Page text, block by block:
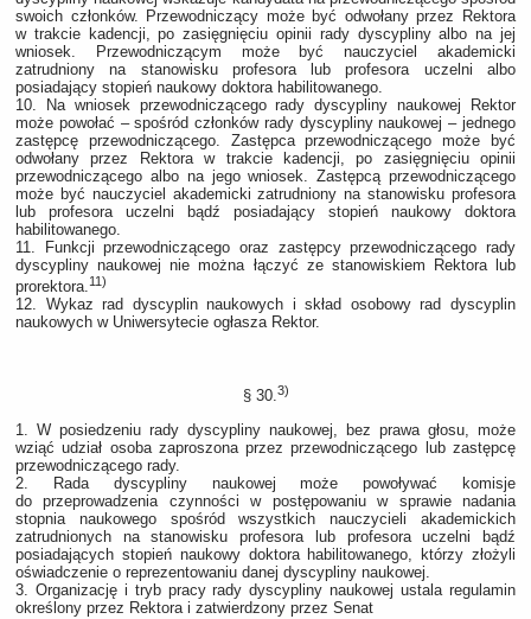
swoich członków. Przewodniczący może być odwołany przez Rektora
w trakcie kadencji, po zasięgnięciu opinii rady dyscypliny albo na jej
wniosek. Przewodniczącym może być nauczyciel akademicki
zatrudniony na stanowisku profesora lub profesora uczelni albo
posiadający stopień naukowy doktora habilitowanego.
10. Na wniosek przewodniczącego rady dyscypliny naukowej Rektor
może powołać – spośród członków rady dyscypliny naukowej – jednego
zastępcę przewodniczącego. Zastępca przewodniczącego może być
odwołany przez Rektora w trakcie kadencji, po zasięgnięciu opinii
przewodniczącego albo na jego wniosek. Zastępcą przewodniczącego
może być nauczyciel akademicki zatrudniony na stanowisku profesora
lub profesora uczelni bądź posiadający stopień naukowy doktora
habilitowanego.
11. Funkcji przewodniczącego oraz zastępcy przewodniczącego rady
dyscypliny naukowej nie można łączyć ze stanowiskiem Rektora lub
prorektora.11)
12. Wykaz rad dyscyplin naukowych i skład osobowy rad dyscyplin
naukowych w Uniwersytecie ogłasza Rektor.
§ 30.3)
1. W posiedzeniu rady dyscypliny naukowej, bez prawa głosu, może
wziąć udział osoba zaproszona przez przewodniczącego lub zastępcę
przewodniczącego rady.
2. Rada dyscypliny naukowej może powoływać komisje
do przeprowadzenia czynności w postępowaniu w sprawie nadania
stopnia naukowego spośród wszystkich nauczycieli akademickich
zatrudnionych na stanowisku profesora lub profesora uczelni bądź
posiadających stopień naukowy doktora habilitowanego, którzy złożyli
oświadczenie o reprezentowaniu danej dyscypliny naukowej.
3. Organizację i tryb pracy rady dyscypliny naukowej ustala regulamin
określony przez Rektora i zatwierdzony przez Senat